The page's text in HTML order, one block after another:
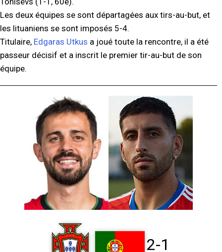
Les deux équipes se sont départagées aux tirs-au-but, et
les lituaniens se sont imposés 5-4.
Titulaire, Edgaras Utkus a joué toute la rencontre, il a été
passeur décisif et a inscrit le premier tir-au-but de son
équipe.
2-1